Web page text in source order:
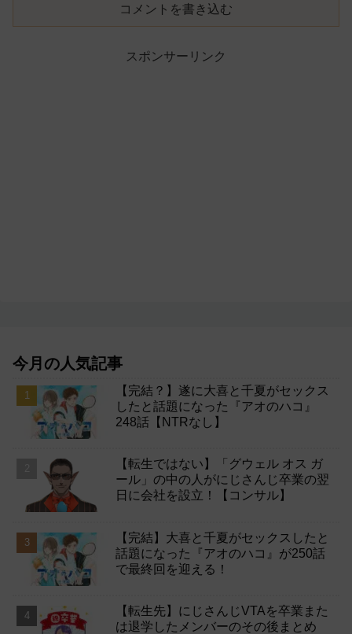
コメントを書き込む
スポンサーリンク
今月の人気記事
【完結？】遂に大喜と千夏がセックス
したと話題になった『アオのハコ』
248話【NTRなし】
【転生ではない】「グウェル オス ガ
ール」の中の人がにじさんじ卒業の翌
日に会社を設立！【コンサル】
【完結】大喜と千夏がセックスしたと
話題になった『アオのハコ』が250話
で最終回を迎える！
【転生先】にじさんじVTAを卒業また
は退学したメンバーのその後まとめ